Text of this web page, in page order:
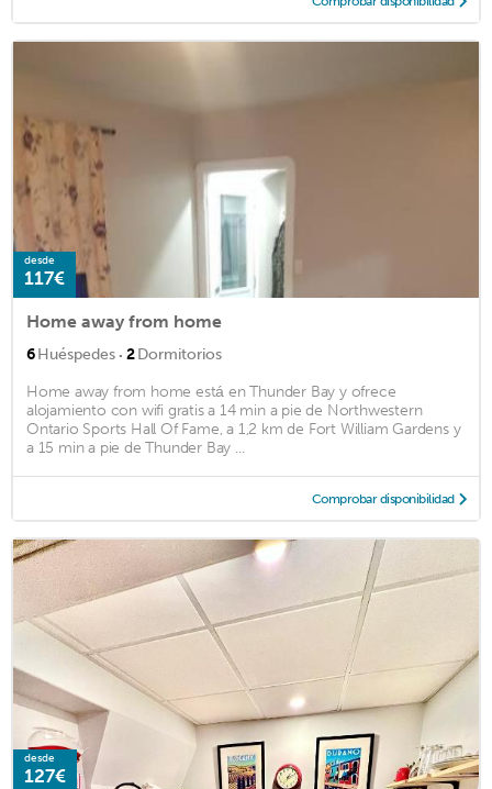
desde
117€
Home away from home
6Huéspedes · 2Dormitorios
Home away from home está en Thunder Bay y ofrece
alojamiento con wifi gratis a 14 min a pie de Northwestern
Ontario Sports Hall Of Fame, a 1,2 km de Fort William Gardens y
a 15 min a pie de Thunder Bay ...
Comprobar disponibilidad
desde
127€